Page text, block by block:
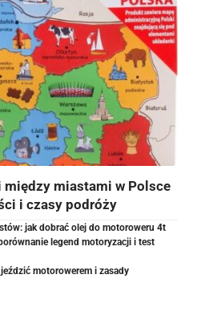
między miastami w Polsce
i czasy podróży
jak dobrać olej do motoroweru 4t
legend motoryzacji i test
motorowerem i zasady